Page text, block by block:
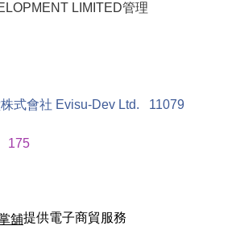
LIMITED管理
式會社 Evisu-Dev Ltd. 11079
175
提供電子商貿服務